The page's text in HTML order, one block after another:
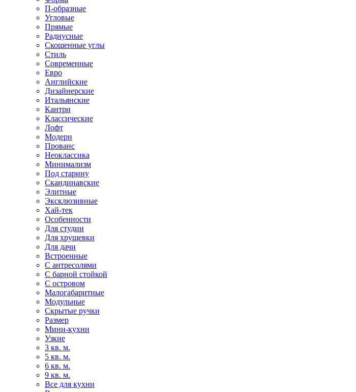
П-образные
Угловые
Прямые
Радиусные
Скошенные углы
Стиль
Современные
Евро
Английские
Дизайнерские
Итальянские
Кантри
Классические
Лофт
Модерн
Прованс
Неоклассика
Минимализм
Под старину
Скандинавские
Элитные
Эксклюзивные
Хай-тек
Особенности
Для студии
Для хрущевки
Для дачи
Встроенные
С антресолями
С барной стойкой
С островом
Малогабаритные
Модульные
Скрытые ручки
Размер
Мини-кухни
Узкие
3 кв. м.
5 кв. м.
6 кв. м.
9 кв. м.
Все для кухни